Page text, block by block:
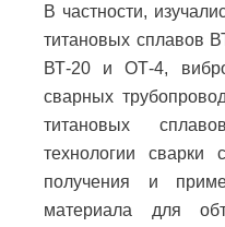
В частности,
титановых сплавов
ВТ-20 и ОТ-4,
сварных
титановых
технологии
получения и
материала для